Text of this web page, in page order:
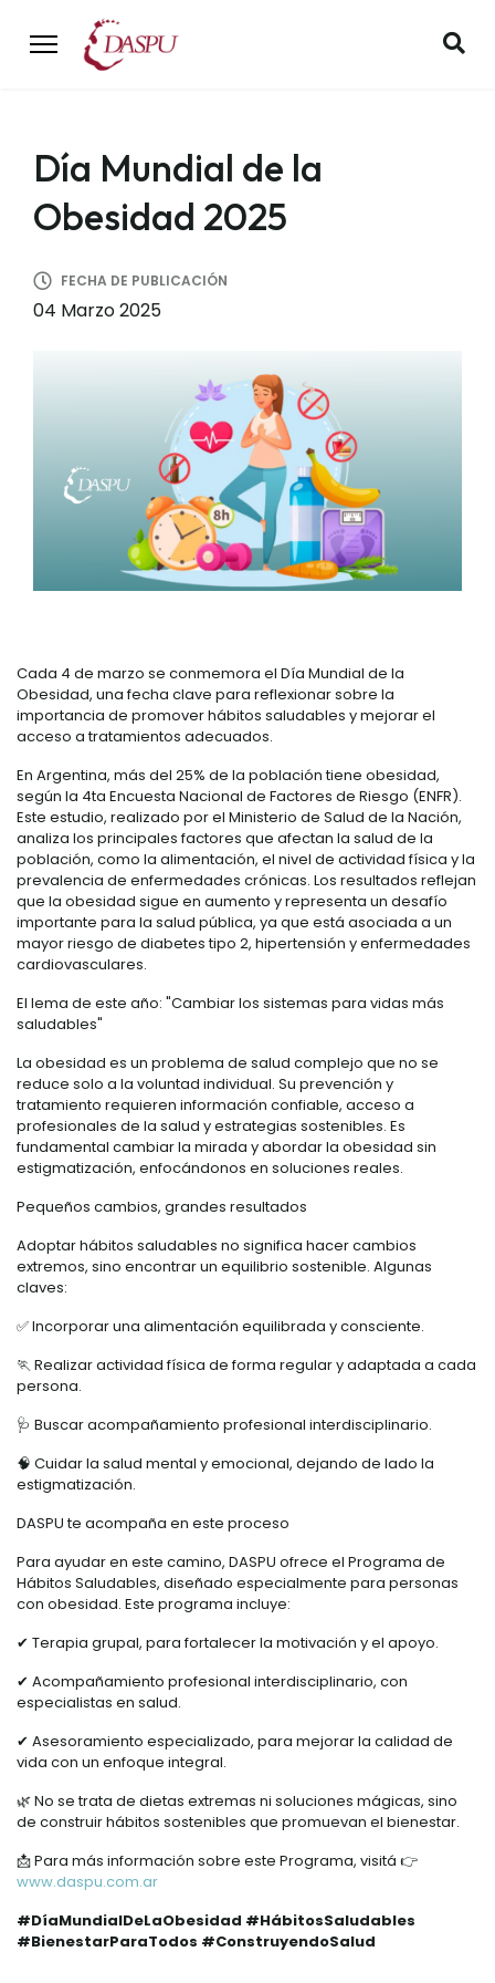
Día Mundial de la
Obesidad 2025
FECHA DE PUBLICACIÓN
04 Marzo 2025
Cada 4 de marzo se conmemora el Día Mundial de la
Obesidad, una fecha clave para reflexionar sobre la
importancia de promover hábitos saludables y mejorar el
acceso a tratamientos adecuados.
En Argentina, más del 25% de la población tiene obesidad,
según la 4ta Encuesta Nacional de Factores de Riesgo (ENFR).
Este estudio, realizado por el Ministerio de Salud de la Nación,
analiza los principales factores que afectan la salud de la
población, como la alimentación, el nivel de actividad física y la
prevalencia de enfermedades crónicas. Los resultados reflejan
que la obesidad sigue en aumento y representa un desafío
importante para la salud pública, ya que está asociada a un
mayor riesgo de diabetes tipo 2, hipertensión y enfermedades
cardiovasculares.
El lema de este año: "Cambiar los sistemas para vidas más
saludables"
La obesidad es un problema de salud complejo que no se
reduce solo a la voluntad individual. Su prevención y
tratamiento requieren información confiable, acceso a
profesionales de la salud y estrategias sostenibles. Es
fundamental cambiar la mirada y abordar la obesidad sin
estigmatización, enfocándonos en soluciones reales.
Pequeños cambios, grandes resultados
Adoptar hábitos saludables no significa hacer cambios
extremos, sino encontrar un equilibrio sostenible. Algunas
claves:
✅ Incorporar una alimentación equilibrada y consciente.
🏃 Realizar actividad física de forma regular y adaptada a cada
persona.
🩺 Buscar acompañamiento profesional interdisciplinario.
🧠 Cuidar la salud mental y emocional, dejando de lado la
estigmatización.
DASPU te acompaña en este proceso
Para ayudar en este camino, DASPU ofrece el Programa de
Hábitos Saludables, diseñado especialmente para personas
con obesidad. Este programa incluye:
✔ Terapia grupal, para fortalecer la motivación y el apoyo.
✔ Acompañamiento profesional interdisciplinario, con
especialistas en salud.
✔ Asesoramiento especializado, para mejorar la calidad de
vida con un enfoque integral.
🌿 No se trata de dietas extremas ni soluciones mágicas, sino
de construir hábitos sostenibles que promuevan el bienestar.
📩 Para más información sobre este Programa, visitá 👉
www.daspu.com.ar
#DíaMundialDeLaObesidad #HábitosSaludables
#BienestarParaTodos #ConstruyendoSalud